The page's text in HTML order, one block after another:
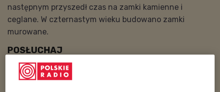
następnym przyszedł czas na zamki kamienne i
ceglane. W czternastym wieku budowano zamki
murowane.
POSŁUCHAJ
Poranek w Polskim Radiu Dzieciom 19 czerwca
godz. 07:00